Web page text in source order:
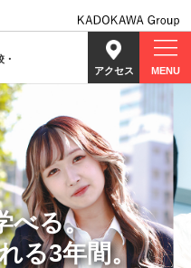
MENU
アクセス
べる。
る3年間。